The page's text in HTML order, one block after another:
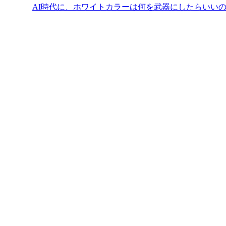
AI時代に、ホワイトカラーは何を武器にしたらいい